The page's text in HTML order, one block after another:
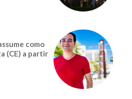
como
(CE) a partir